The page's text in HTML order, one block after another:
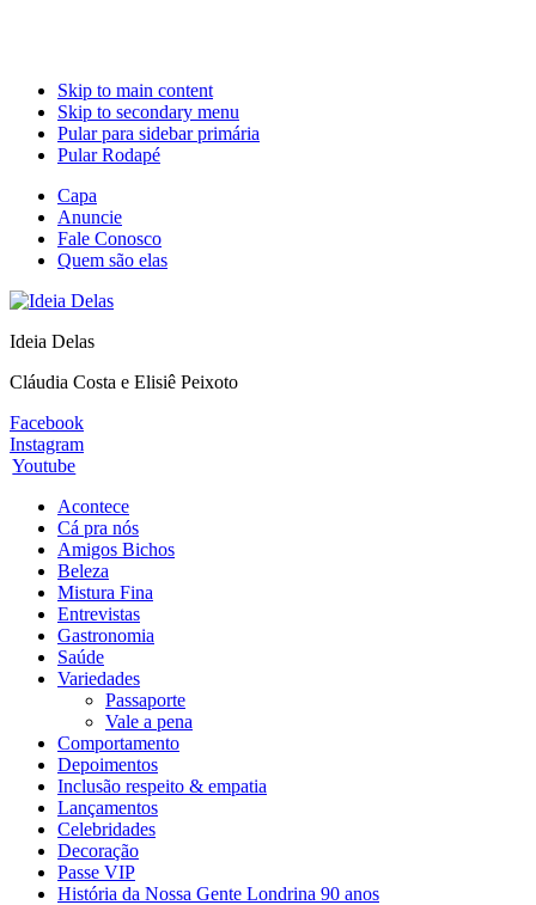
Skip to main content
Skip to secondary menu
Pular para sidebar primária
Pular Rodapé
Capa
Anuncie
Fale Conosco
Quem são elas
Ideia Delas
Cláudia Costa e Elisiê Peixoto
Facebook
Instagram
Youtube
Acontece
Cá pra nós
Amigos Bichos
Beleza
Mistura Fina
Entrevistas
Gastronomia
Saúde
Variedades
Passaporte
Vale a pena
Comportamento
Depoimentos
Inclusão respeito & empatia
Lançamentos
Celebridades
Decoração
Passe VIP
História da Nossa Gente Londrina 90 anos